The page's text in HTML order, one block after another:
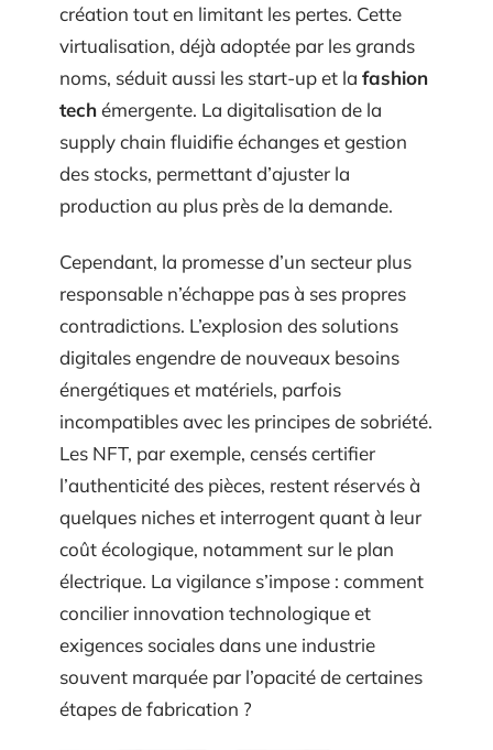
création tout en limitant les pertes. Cette
virtualisation, déjà adoptée par les grands
noms, séduit aussi les start-up et la fashion
techémergente. La digitalisation de la
supply chain fluidifie échanges et gestion
des stocks, permettant d’ajuster la
production au plus près de la demande.
Cependant, la promesse d’un secteur plus
responsable n’échappe pas à ses propres
contradictions. L’explosion des solutions
digitales engendre de nouveaux besoins
énergétiques et matériels, parfois
incompatibles avec les principes de sobriété.
Les NFT, par exemple, censés certifier
l’authenticité des pièces, restent réservés à
quelques niches et interrogent quant à leur
coût écologique, notamment sur le plan
électrique. La vigilance s’impose : comment
concilier innovation technologique et
exigences sociales dans une industrie
souvent marquée par l’opacité de certaines
étapes de fabrication ?